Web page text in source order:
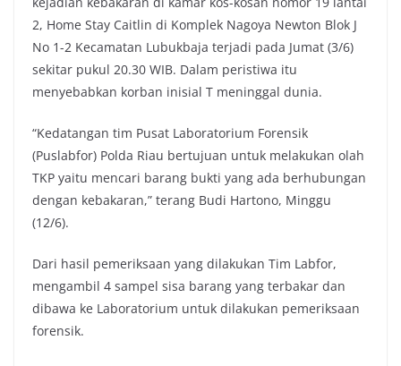
2, Home Stay Caitlin di Komplek Nagoya Newton Blok J
No 1-2 Kecamatan Lubukbaja terjadi pada Jumat (3/6)
sekitar pukul 20.30 WIB. Dalam peristiwa itu
menyebabkan korban inisial T meninggal dunia.
“Kedatangan tim Pusat Laboratorium Forensik
(Puslabfor) Polda Riau bertujuan untuk melakukan olah
TKP yaitu mencari barang bukti yang ada berhubungan
dengan kebakaran,” terang Budi Hartono, Minggu
(12/6).
Dari hasil pemeriksaan yang dilakukan Tim Labfor,
mengambil 4 sampel sisa barang yang terbakar dan
dibawa ke Laboratorium untuk dilakukan pemeriksaan
forensik.